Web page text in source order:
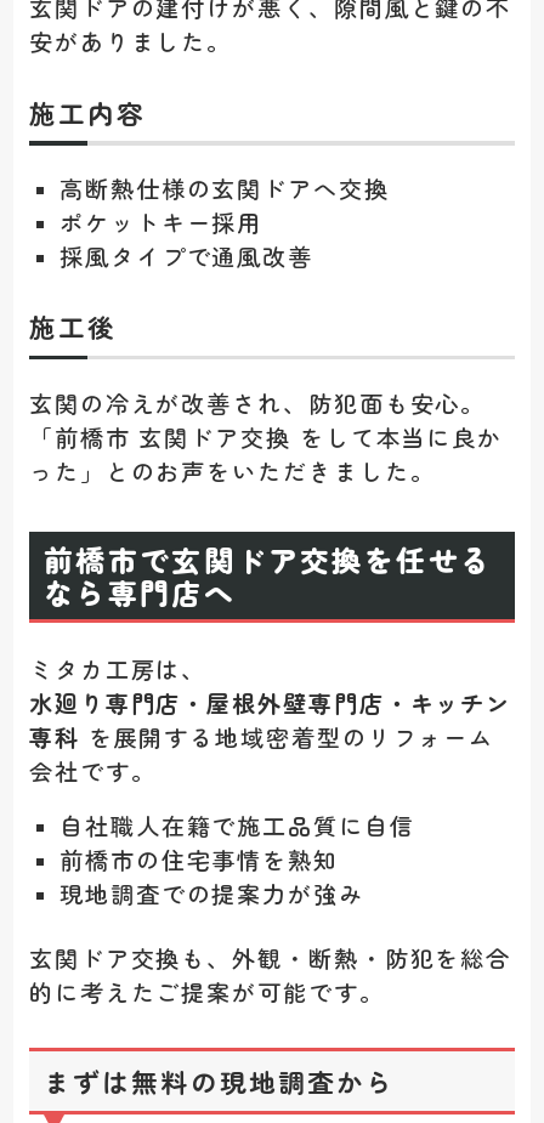
玄関ドアの建付けが悪く、隙間風と鍵の不
安がありました。
施工内容
高断熱仕様の玄関ドアへ交換
ポケットキー採用
採風タイプで通風改善
施工後
玄関の冷えが改善され、防犯面も安心。
「前橋市 玄関ドア交換 をして本当に良か
った」とのお声をいただきました。
前橋市で玄関ドア交換を任せる
なら専門店へ
ミタカ工房は、
水廻り専門店・屋根外壁専門店・キッチン
専科 を展開する地域密着型のリフォーム
会社です。
自社職人在籍で施工品質に自信
前橋市の住宅事情を熟知
現地調査での提案力が強み
玄関ドア交換も、外観・断熱・防犯を総合
的に考えたご提案が可能です。
まずは無料の現地調査から